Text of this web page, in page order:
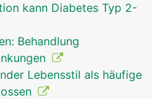
kann Diabetes Typ 2-
Behandlung
Lebensstil als häufige